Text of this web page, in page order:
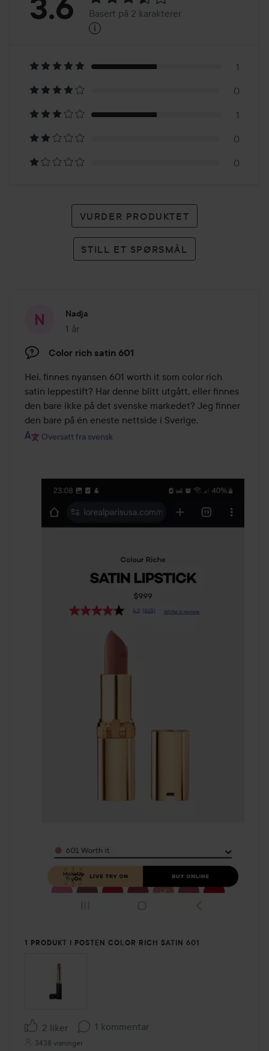
Basert
på
2
karakterer
3.6 Basert på 2 karakterer
i
1
0
1
0
0
VURDER PRODUKTET
STILL ET SPØRSMÅL
Nadja
1 år
Innlegget ble opprettet 1 år
Color rich satin 601
Hei, finnes nyansen 601 worth it som color rich
satin leppestift? Har denne blitt utgått, eller finnes
den bare ikke på det svenske markedet? Jeg finner
den bare på én eneste nettside i Sverige.
Oversatt fra svensk
1 PRODUKT I POSTEN COLOR RICH SATIN 601
2 liker 1 kommentar
3438 visninger